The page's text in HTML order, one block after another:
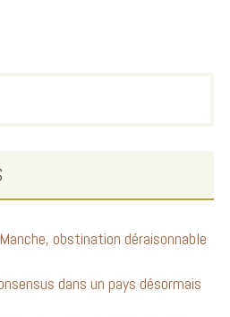
obstination déraisonnable
dans un pays désormais